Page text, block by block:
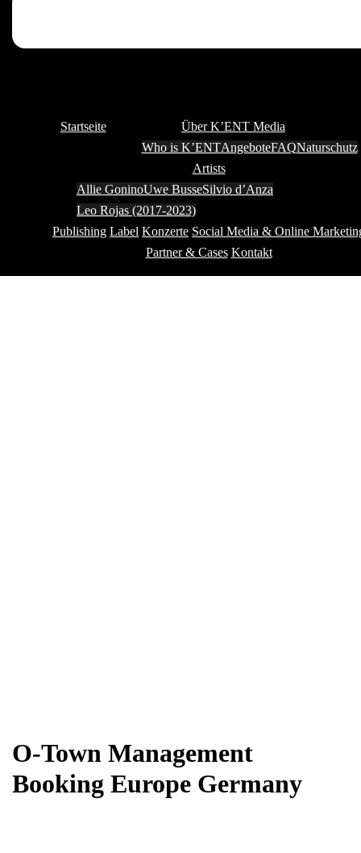
Startseite
Über K’ENT Media
Who is K’ENTAngeboteFAQNaturschutz
Artists
Allie GoninoUwe BusseSilvio d’Anza
Leo Rojas (2017-2023)
Publishing Label Konzerte Social Media & Online
Partner & Cases Kontakt
O-Town Management
Booking Europe Germany